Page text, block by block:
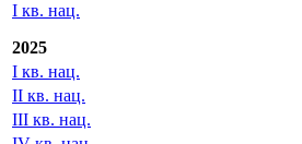
I кв. нац.
2025
I кв. нац.
II кв. нац.
III кв. нац.